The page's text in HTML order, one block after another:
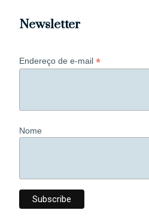
Newsletter
Endereço de e-mail *
Nome